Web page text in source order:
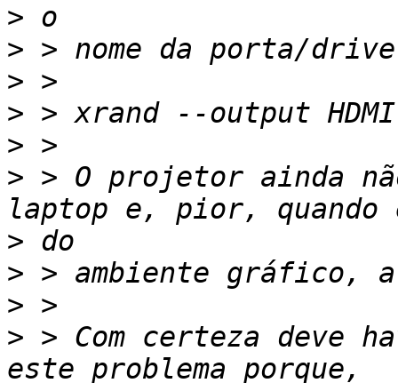
>
>
>
>
>
> > O projetor ainda
>
>
>
> > Com certeza deve